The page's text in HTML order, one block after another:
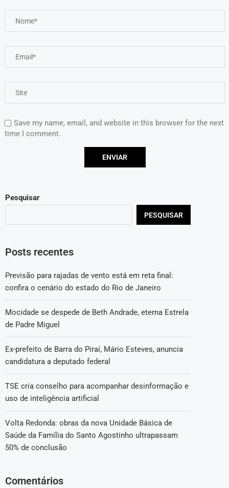
Save my name, email, and website in this browser for the next
time I comment.
Pesquisar
PESQUISAR
Posts recentes
Previsão para rajadas de vento está em reta final:
confira o cenário do estado do Rio de Janeiro
Mocidade se despede de Beth Andrade, eterna Estrela
de Padre Miguel
Ex-prefeito de Barra do Piraí, Mário Esteves, anuncia
candidatura a deputado federal
TSE cria conselho para acompanhar desinformação e
uso de inteligência artificial
Volta Redonda: obras da nova Unidade Básica de
Saúde da Família do Santo Agostinho ultrapassam
50% de conclusão
Comentários